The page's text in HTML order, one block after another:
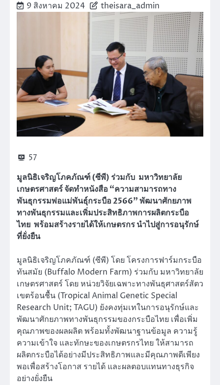
9 สิงหาคม 2024 theisara_admin
57
มูลนิธิเจริญโภคภัณฑ์ (ซีพี) ร่วมกับ มหาวิทยาลัย
เกษตรศาสตร์ จัดทำหนังสือ “ความสามารถทาง
พันธุกรรมพ่อแม่พันธุ์กระบือ 2566” พัฒนาศักยภาพ
ทางพันธุกรรมและเพิ่มประสิทธิภาพการผลิตกระบือ
ไทย พร้อมสร้างรายได้ให้เกษตรกร นำไปสู่การอนุรักษ์
ที่ยั่งยืน
มูลนิธิเจริญโภคภัณฑ์ (ซีพี) โดย โครงการฟาร์มกระบือ
ทันสมัย (Buffalo Modern Farm) ร่วมกับ มหาวิทยาลัย
เกษตรศาสตร์ โดย หน่วยวิจัยเฉพาะทางพันธุศาสตร์สัตว
เขตร้อนชื้น (Tropical Animal Genetic Special
Research Unit; TAGU) ยังคงทุ่มเทในการอนุรักษ์และ
พัฒนาศักยภาพทางพันธุกรรมของกระบือไทย เพื่อเพิ่ม
คุณภาพของผลผลิต พร้อมทั้งพัฒนาฐานข้อมูล ความรู้
ความเข้าใจ และทักษะของเกษตรกรไทย ให้สามารถ
ผลิตกระบือได้อย่างมีประสิทธิภาพและมีคุณภาพดีเพียง
พอเพื่อสร้างโอกาส รายได้ และผลตอบแทนทางธุรกิจ
อย่างยั่งยืน